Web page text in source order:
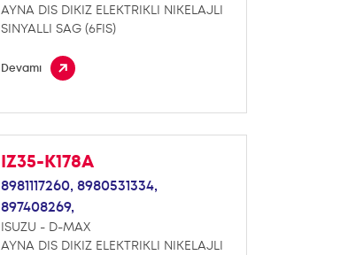
AYNA DIS DIKIZ ELEKTRIKLI NIKELAJLI
SINYALLI SAG (6FIS)
Devamı
IZ35-K178A
8981117260,8980531334,
897408269,
ISUZU - D-MAX
AYNA DIS DIKIZ ELEKTRIKLI NIKELAJLI